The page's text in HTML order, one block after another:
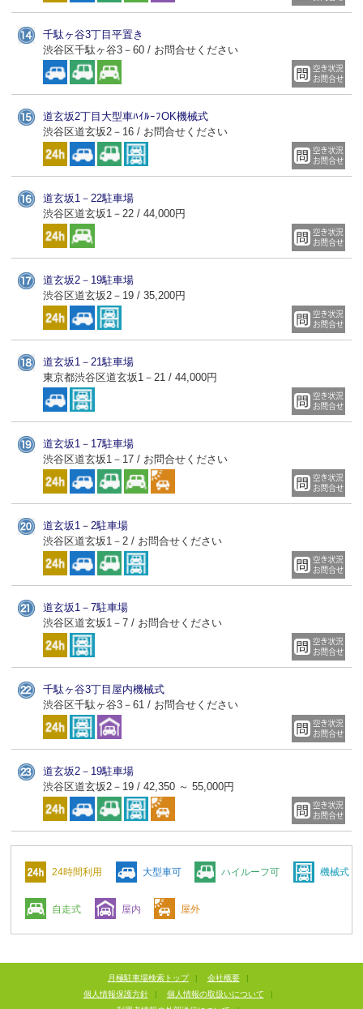
千駄ヶ谷3丁目平置き
渋谷区千駄ヶ谷3－60 / お問合せください
道玄坂2丁目大型車ﾊｲﾙｰﾌOK機械式
渋谷区道玄坂2－16 / お問合せください
道玄坂1－22駐車場
渋谷区道玄坂1－22 / 44,000円
道玄坂2－19駐車場
渋谷区道玄坂2－19 / 35,200円
道玄坂1－21駐車場
東京都渋谷区道玄坂1－21 / 44,000円
道玄坂1－17駐車場
渋谷区道玄坂1－17 / お問合せください
道玄坂1－2駐車場
渋谷区道玄坂1－2 / お問合せください
道玄坂1－7駐車場
渋谷区道玄坂1－7 / お問合せください
千駄ヶ谷3丁目屋内機械式
渋谷区千駄ヶ谷3－61 / お問合せください
道玄坂2－19駐車場
渋谷区道玄坂2－19 / 42,350 ～ 55,000円
24時間利用 大型車可 ハイルーフ可 機械式
自走式 屋内 屋外
月極駐車場検索トップ | 会社概要
|
個人情報保護方針
| 個人情報の取扱いについて
|